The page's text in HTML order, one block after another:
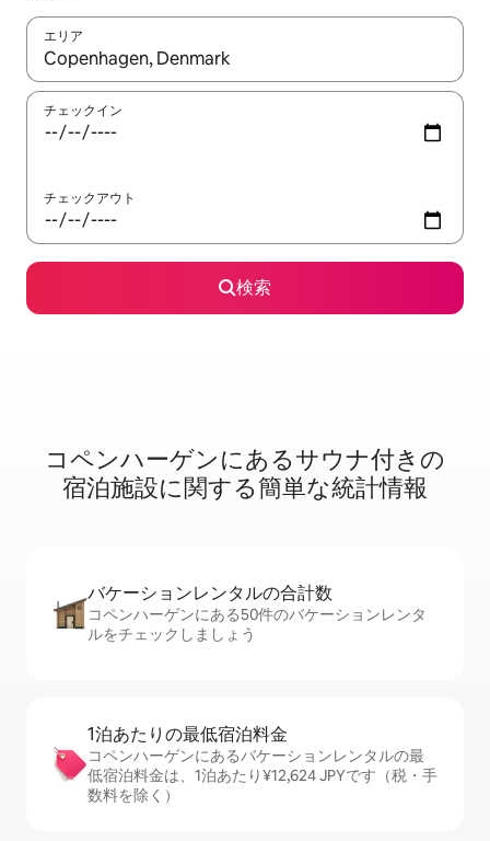
エリア
検索結果が表示されたら、上下の矢印キーを使って移動するか
チェックイン
チェックアウト
検索
コペンハーゲンに⁠あ⁠るサ⁠ウ⁠ナ⁠付⁠き⁠の
宿⁠泊⁠施⁠設⁠に関⁠す⁠る簡⁠単⁠な統⁠計⁠情⁠報
バケーションレ⁠ン⁠タ⁠ル⁠の合⁠計⁠数
コペンハーゲンにある50件のバケーションレンタ
ルをチェックしましょう
1泊あたりの最⁠低⁠宿⁠泊⁠料⁠金
コペンハーゲンにあるバケーションレンタルの最
低宿泊料金は、1泊あたり¥12,624 JPYです（税・手
数料を除く）